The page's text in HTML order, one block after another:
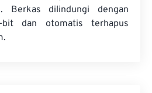
Berkas dilindungi dengan
dan otomatis terhapus